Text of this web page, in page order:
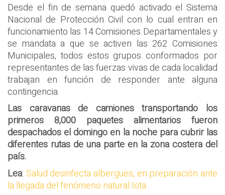
Desde el fin de semana quedó activado el Sistema
Nacional de Protección Civil con lo cual entran en
funcionamiento las 14 Comisiones Departamentales y
se mandata a que se activen las 262 Comisiones
Municipales, todos estos grupos conformados por
representantes de las fuerzas vivas de cada localidad
trabajan en función de responder ante alguna
contingencia.
Las caravanas de camiones transportando los
primeros 8,000 paquetes alimentarios fueron
despachados el domingo en la noche para cubrir las
diferentes rutas de una parte en la zona costera del
país.
Lea: Salud desinfecta albergues, en preparación ante
la llegada del fenómeno natural Iota